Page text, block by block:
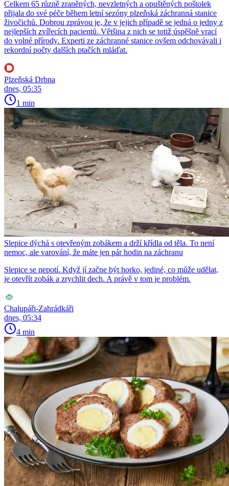
Celkem 65 různě zraněných, nevzletných a opuštěných poštolek
přijala do své péče během letní sezóny plzeňská záchranná stanice
živočichů. Dobrou zprávou je, že v jejich případě se jedná o jedny z
nejlepších zvířecích pacientů. Většina z nich se totiž úspěšně vrací
do volné přírody. Experti ze záchranné stanice ovšem odchovávali i
rekordní počty dalších ptačích mláďat.
Plzeňská Drbna
dnes, 05:35
1 min
Slepice dýchá s otevřeným zobákem a drží křídla od těla. To není
nemoc, ale varování, že máte jen pár hodin na záchranu
Slepice se nepotí. Když jí začne být horko, jediné, co může udělat,
je otevřít zobák a zrychlit dech. A právě v tom je problém.
Chalupáři-Zahrádkáři
dnes, 05:34
4 min